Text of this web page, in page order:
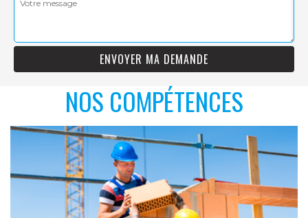
NOS COMPÉTENCES